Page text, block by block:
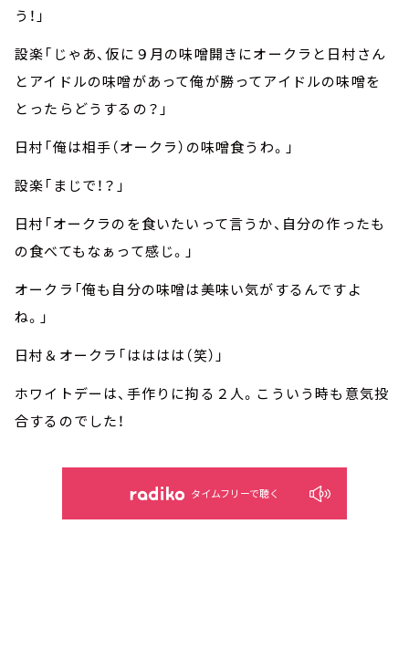
う！」
設楽「じゃあ、仮に９月の味噌開きにオークラと日村さん
とアイドルの味噌があって俺が勝ってアイドルの味噌を
とったらどうするの？」
日村「俺は相手（オークラ）の味噌食うわ。」
設楽「まじで！？」
日村「オークラのを食いたいって言うか、自分の作ったも
の食べてもなぁって感じ。」
オークラ「俺も自分の味噌は美味い気がするんですよ
ね。」
日村＆オークラ「はははは（笑）」
ホワイトデーは、手作りに拘る２人。こういう時も意気投
合するのでした！
タイムフリーで聴く